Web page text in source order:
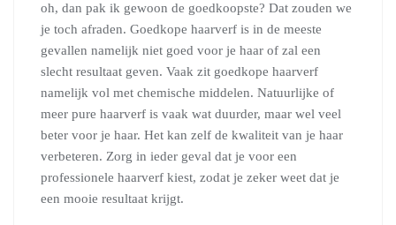
oh, dan pak ik gewoon de goedkoopste? Dat zouden we
je toch afraden. Goedkope haarverf is in de meeste
gevallen namelijk niet goed voor je haar of zal een
slecht resultaat geven. Vaak zit goedkope haarverf
namelijk vol met chemische middelen. Natuurlijke of
meer pure haarverf is vaak wat duurder, maar wel veel
beter voor je haar. Het kan zelf de kwaliteit van je haar
verbeteren. Zorg in ieder geval dat je voor een
professionele haarverf kiest, zodat je zeker weet dat je
een mooie resultaat krijgt.